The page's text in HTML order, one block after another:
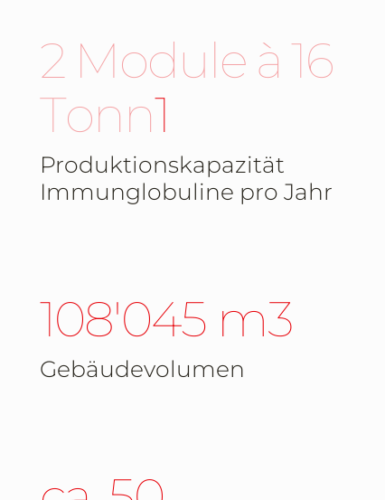
2 Module à 16
Tonnen
Produktionskapazität
Immunglobuline pro Jahr
108'045 m3
Gebäudevolumen